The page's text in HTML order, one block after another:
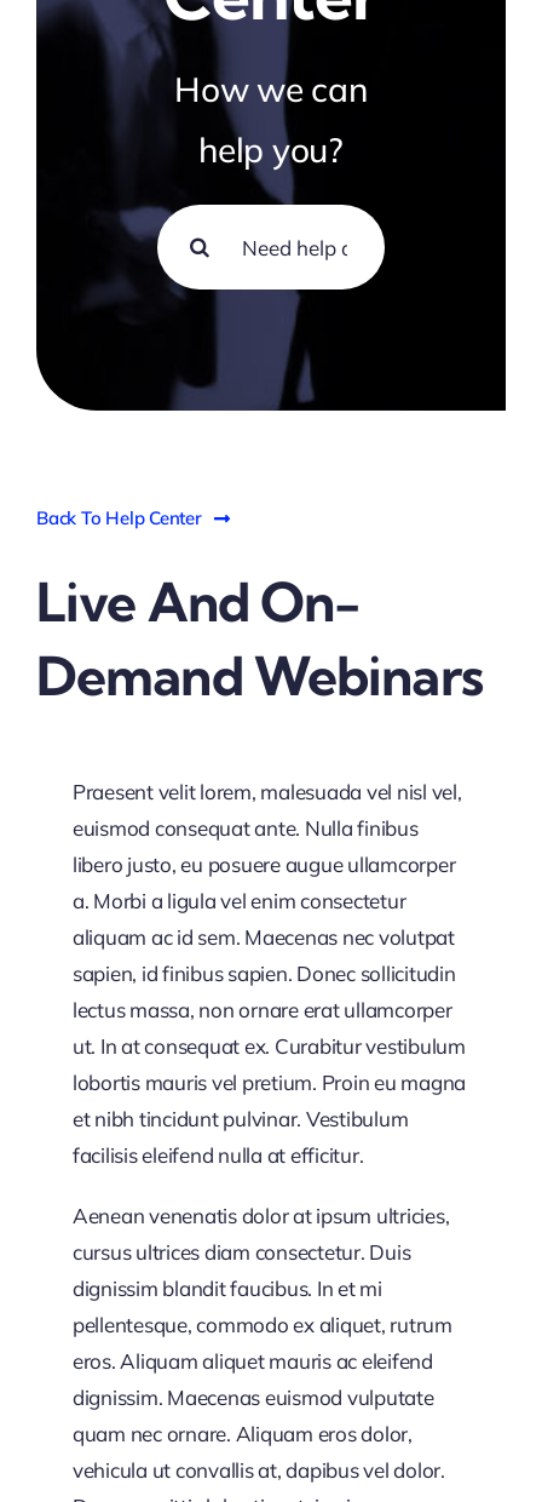
How we can
help you?
Search
for:
Back To Help Center
Live And On-
Demand Webinars
Praesent velit lorem, malesuada vel nisl vel,
euismod consequat ante. Nulla finibus
libero justo, eu posuere augue ullamcorper
a. Morbi a ligula vel enim consectetur
aliquam ac id sem. Maecenas nec volutpat
sapien, id finibus sapien. Donec sollicitudin
lectus massa, non ornare erat ullamcorper
ut. In at consequat ex. Curabitur vestibulum
lobortis mauris vel pretium. Proin eu magna
et nibh tincidunt pulvinar. Vestibulum
facilisis eleifend nulla at efficitur.
Aenean venenatis dolor at ipsum ultricies,
cursus ultrices diam consectetur. Duis
dignissim blandit faucibus. In et mi
pellentesque, commodo ex aliquet, rutrum
eros. Aliquam aliquet mauris ac eleifend
dignissim. Maecenas euismod vulputate
quam nec ornare. Aliquam eros dolor,
vehicula ut convallis at, dapibus vel dolor.